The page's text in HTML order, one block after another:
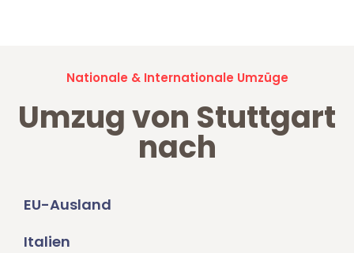
Nationale & Internationale Umzüge
Umzug von Stuttgart
nach
EU-Ausland
Italien